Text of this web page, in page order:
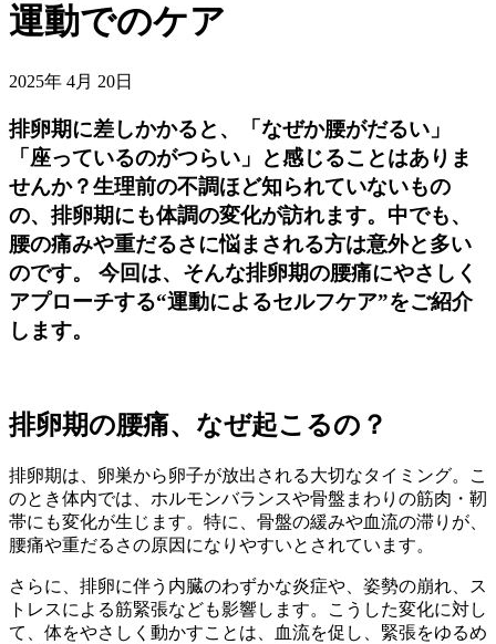
運動でのケア
2025年 4月 20日
排卵期に差しかかると、「なぜか腰がだるい」
「座っているのがつらい」と感じることはありま
せんか？生理前の不調ほど知られていないもの
の、排卵期にも体調の変化が訪れます。中でも、
腰の痛みや重だるさに悩まされる方は意外と多い
のです。 今回は、そんな排卵期の腰痛にやさしく
アプローチする“運動によるセルフケア”をご紹介
します。
排卵期の腰痛、なぜ起こるの？
排卵期は、卵巣から卵子が放出される大切なタイミング。こ
のとき体内では、ホルモンバランスや骨盤まわりの筋肉・靭
帯にも変化が生じます。特に、骨盤の緩みや血流の滞りが、
腰痛や重だるさの原因になりやすいとされています。
さらに、排卵に伴う内臓のわずかな炎症や、姿勢の崩れ、ス
トレスによる筋緊張なども影響します。こうした変化に対し
て、体をやさしく動かすことは、血流を促し、緊張をゆるめ